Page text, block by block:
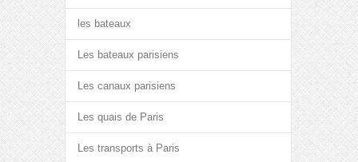
les bateaux
Les bateaux parisiens
Les canaux parisiens
Les quais de Paris
Les transports à Paris